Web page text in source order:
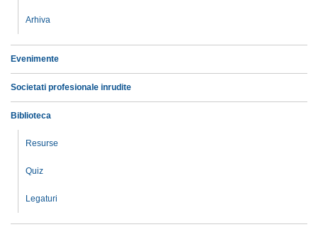
Arhiva
Evenimente
Societati profesionale inrudite
Biblioteca
Resurse
Quiz
Legaturi